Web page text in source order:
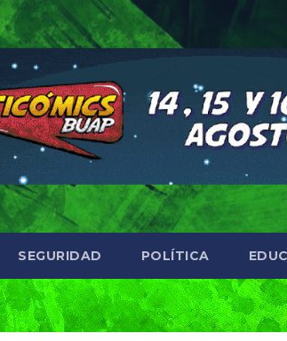
SEGURIDAD POLÍTICA